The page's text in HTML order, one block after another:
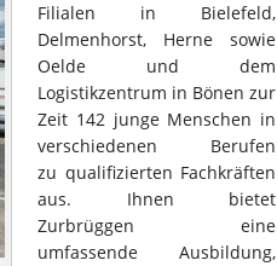
Filialen in Bielefeld,
Delmenhorst, Herne sowie
Oelde und dem
Logistikzentrum in Bönen zur
Zeit 142 junge Menschen in
verschiedenen Berufen
zu qualifizierten Fachkräften
aus. Ihnen bietet
Zurbrüggen eine
umfassende Ausbildung,